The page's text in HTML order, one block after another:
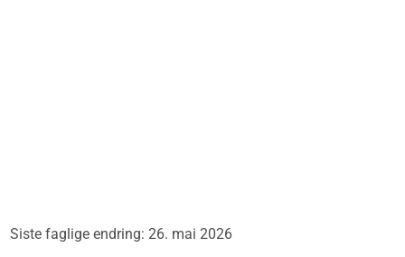
Siste faglige endring: 26. mai 2026